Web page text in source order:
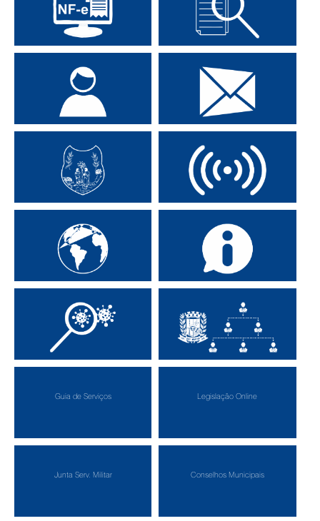
Nota Fiscal Eletrônica Contra Cheque
Portal do Servidor Fale com o Prefeito
Secretarias Municipais Transmissão Online
Portal da Transparência Consulte o E-sic
Transparência Covid-19 Estrutura Organizacional
Guia de Serviços Legislação Online
Junta Serv. Militar Conselhos Municipais